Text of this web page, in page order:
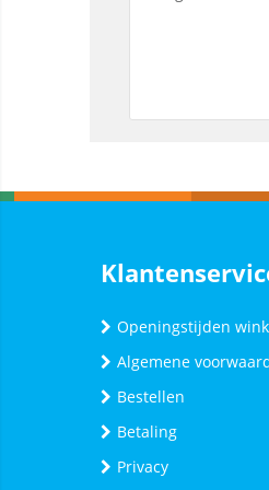
Openingstijden
Algemene
Bestellen
Betaling
Privacy